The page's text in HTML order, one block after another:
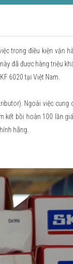
trong điều kiện vận
đã được hàng triệu
6020 tại Việt Nam.
Ngoài việc cung
kết bồi hoàn 100 lần
hãng.